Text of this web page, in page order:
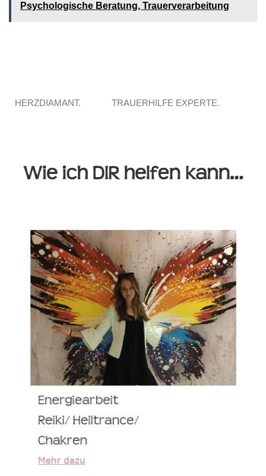
Psychologische Beratung, Trauerverarbeitung
HERZDIAMANT. TRAUERHILFE EXPERTE.